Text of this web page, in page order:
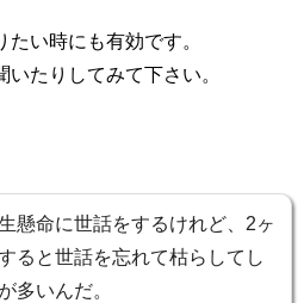
い時にも有効です。
たりしてみて下さい。
懸命に世話をするけれど、2ヶ
ると世話を忘れて枯らしてし
多いんだ。